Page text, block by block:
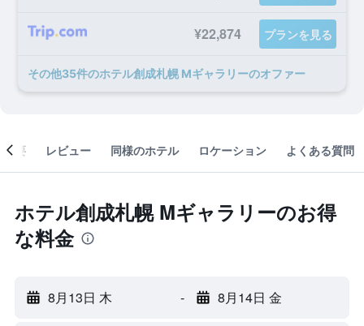
¥22,874 プランを見る
​その他35​件のホテル創成札幌 Mギャラリーのオファー
概要 レビュー 同様のホテル ロケーション よくある質問
ホテル創成札幌 Mギャラリーのお得
な料金
8月13日 木 - 8月14日 金